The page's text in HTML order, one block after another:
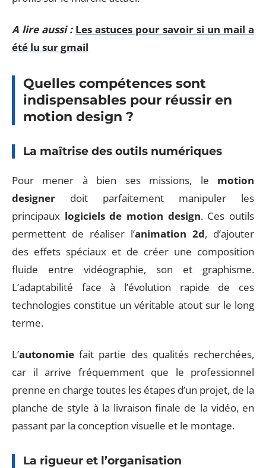
A lire aussi : Les astuces pour savoir si un mail a
été lu sur gmail
Quelles compétences sont
indispensables pour réussir en
motion design ?
La maîtrise des outils numériques
Pour mener à bien ses missions, le motion
designer doit parfaitement manipuler les
principaux logiciels de motion design. Ces outils
permettent de réaliser l’animation 2d, d’ajouter
des effets spéciaux et de créer une composition
fluide entre vidéographie, son et graphisme.
L’adaptabilité face à l’évolution rapide de ces
technologies constitue un véritable atout sur le long
terme.
L’autonomie fait partie des qualités recherchées,
car il arrive fréquemment que le professionnel
prenne en charge toutes les étapes d’un projet, de la
planche de style à la livraison finale de la vidéo, en
passant par la conception visuelle et le montage.
La rigueur et l’organisation